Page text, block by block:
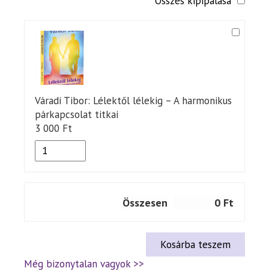
Váradi Tibor: Lélektől lélekig – A harmonikus
párkapcsolat titkai
3 000 Ft
Összesen 0 Ft
Még bizonytalan vagyok >>